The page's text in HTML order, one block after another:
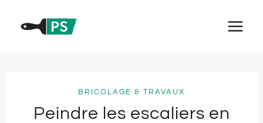
BRICOLAGE & TRAVAUX
Peindre les escaliers en